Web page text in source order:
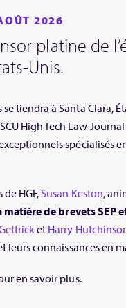
2026
platine de
Unis.
tiendra à Santa Clara,
High Tech Law
spécialisés
HGF, Susan Keston,
matière de brevets SEP
et Harry
leurs connaissances en
en savoir plus.